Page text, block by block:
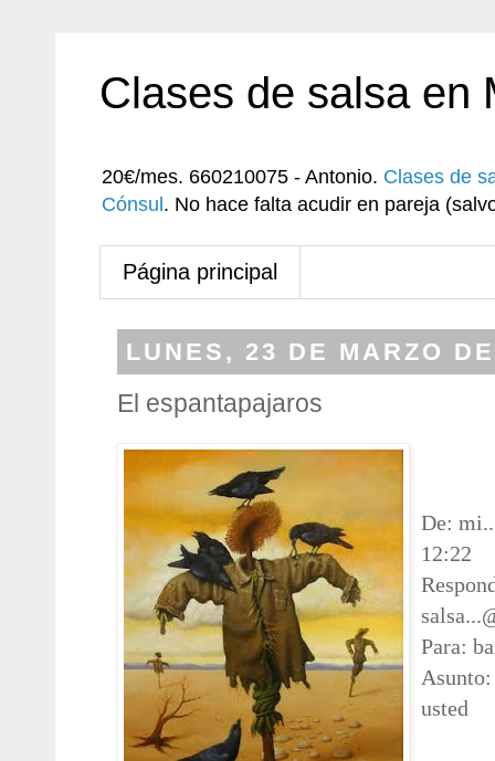
Clases de salsa en
20€/mes. 660210075 - Antonio. Clases de
Cónsul . No hace falta acudir en pareja
Página principal
LUNES, 23 DE MARZO
El espantapajaros
De:
12:22
Para:
usted